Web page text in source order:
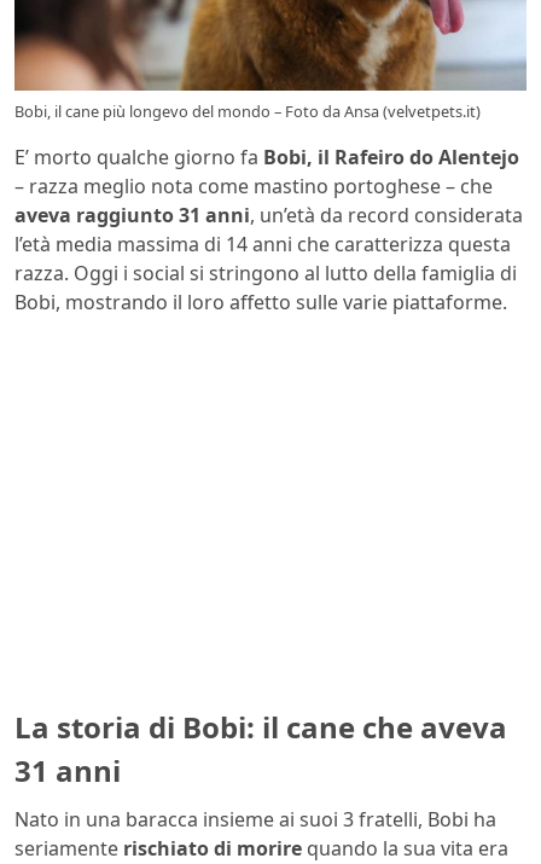
Bobi, il cane più longevo del mondo – Foto da Ansa (velvetpets.it)
E’ morto qualche giorno fa Bobi, il Rafeiro do Alentejo
– razza meglio nota come mastino portoghese – che
aveva raggiunto 31 anni, un’età da record considerata
l’età media massima di 14 anni che caratterizza questa
razza. Oggi i social si stringono al lutto della famiglia di
Bobi, mostrando il loro affetto sulle varie piattaforme.
La storia di Bobi: il cane che aveva
31 anni
Nato in una baracca insieme ai suoi 3 fratelli, Bobi ha
seriamente rischiato di morire quando la sua vita era